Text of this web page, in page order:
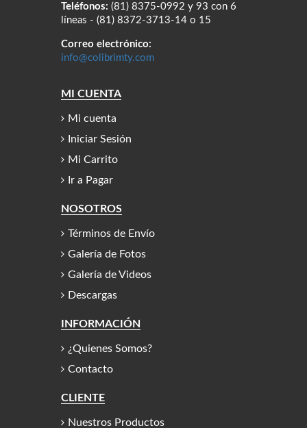
Teléfonos: (81) 8375-0992 y 93 con 6
líneas - (81) 8372-3713-14 o 15
Correo electrónico:
info@colibrimty.com
MI CUENTA
Mi cuenta
Iniciar Sesión
Mi Carrito
Ir a Pagar
NOSOTROS
Términos de Envío
Galería de Fotos
Galería de Videos
Descargas
INFORMACIÓN
¿Quienes Somos?
Contacto
CLIENTE
Nuestros Productos